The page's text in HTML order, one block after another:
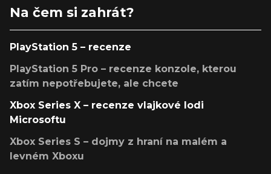
Na čem si zahrát?
PlayStation 5 – recenze
PlayStation 5 Pro – recenze konzole, kterou
zatím nepotřebujete, ale chcete
Xbox Series X – recenze vlajkové lodi
Microsoftu
Xbox Series S – dojmy z hraní na malém a
levném Xboxu